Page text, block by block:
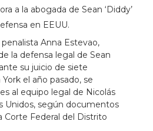
a la abogada de Sean ‘Diddy’
en EEUU.
Anna Estevao,
la defensa legal de Sean
su juicio de siete
el año pasado, se
al equipo legal de Nicolás
Unidos, según documentos
Corte Federal del Distrito